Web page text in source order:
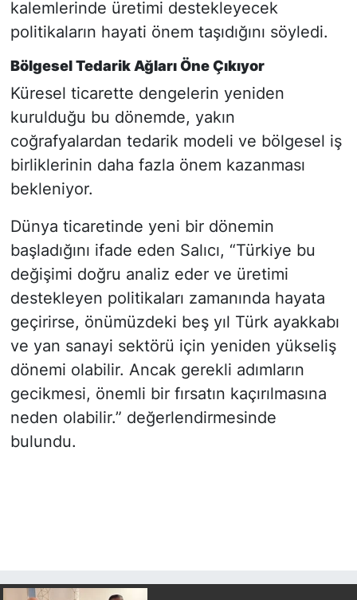
kalemlerinde üretimi destekleyecek
politikaların hayati önem taşıdığını söyledi.
Bölgesel Tedarik Ağları Öne Çıkıyor
Küresel ticarette dengelerin yeniden
kurulduğu bu dönemde, yakın
coğrafyalardan tedarik modeli ve bölgesel iş
birliklerinin daha fazla önem kazanması
bekleniyor.
Dünya ticaretinde yeni bir dönemin
başladığını ifade eden Salıcı, “Türkiye bu
değişimi doğru analiz eder ve üretimi
destekleyen politikaları zamanında hayata
geçirirse, önümüzdeki beş yıl Türk ayakkabı
ve yan sanayi sektörü için yeniden yükseliş
dönemi olabilir. Ancak gerekli adımların
gecikmesi, önemli bir fırsatın kaçırılmasına
neden olabilir.” değerlendirmesinde
bulundu.